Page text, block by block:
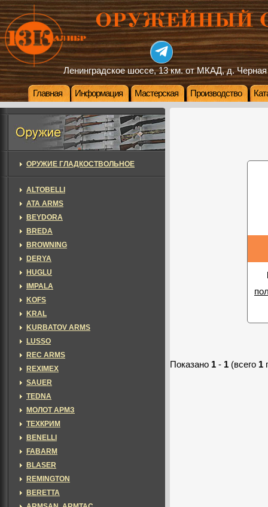
Ленинградское шоссе, 13 км. от МКАД, д. Черная
Главная Информация Мастерская Производство
Показано 1 - 1 (всего 1
ОРУЖИЕ ГЛАДКОСТВОЛЬНОЕ
ALTOBELLI
ATA ARMS
BEYDORA
BREDA
BROWNING
DERYA
HUGLU
IMPALA
KOFS
KRAL
KURBATOV ARMS
LUSSO
REC ARMS
REXIMEX
SAUER
TEDNA
МОЛОТ АРМЗ
ТЕХКРИМ
BENELLI
FABARM
BLASER
REMINGTON
BERETTA